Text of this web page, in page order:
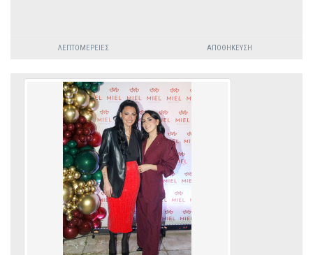
ΛΕΠΤΟΜΈΡΕΙΕΣ ΑΠΟΘΉΚΕΥΣΗ